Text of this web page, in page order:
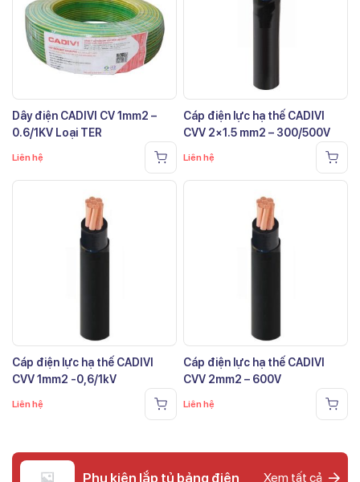
Dây điện CADIVI CV 1mm2 –
0.6/1KV Loại TER
Liên hệ
Cáp điện lực hạ thế CADIVI
CVV 2×1.5 mm2 – 300/500V
Liên hệ
Cáp điện lực hạ thế CADIVI
CVV 1mm2 -0,6/1kV
Liên hệ
Cáp điện lực hạ thế CADIVI
CVV 2mm2 – 600V
Liên hệ
Phụ kiện lắp tủ bảng điện Xem tất cả